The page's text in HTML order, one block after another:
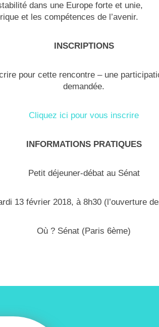
dans une Europe forte et unie,
et les compétences de l’avenir.
INSCRIPTIONS
pour cette rencontre – une
demandée.
Cliquez ici pour vous inscrire
INFORMATIONS PRATIQUES
Petit déjeuner-débat au Sénat
13 février 2018, à 8h30 (l’ouverture
Où ? Sénat (Paris 6ème)